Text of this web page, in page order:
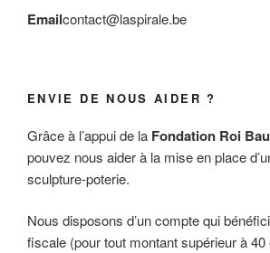
Emailcontact@laspirale.be
ENVIE DE NOUS AIDER ?
Grâce à l’appui de la Fondation Roi
pouvez nous aider à la mise en place
sculpture-poterie.
Nous disposons d’un compte qui
fiscale (pour tout montant supérieur à 40